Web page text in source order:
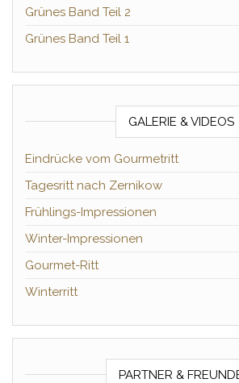
Grünes Band Teil 2
Grünes Band Teil 1
GALERIE & VIDEOS
Eindrücke vom Gourmetritt
Tagesritt nach Zernikow
Frühlings-Impressionen
Winter-Impressionen
Gourmet-Ritt
Winterritt
PARTNER &